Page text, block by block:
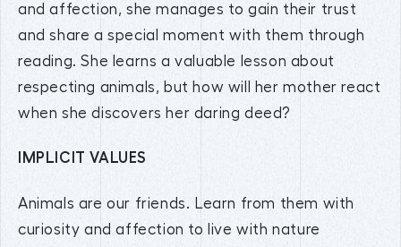
and affection, she manages to gain their trust
and share a special moment with them through
reading. She learns a valuable lesson about
respecting animals, but how will her mother react
when she discovers her daring deed?
IMPLICIT VALUES
Animals are our friends. Learn from them with
curiosity and affection to live with nature